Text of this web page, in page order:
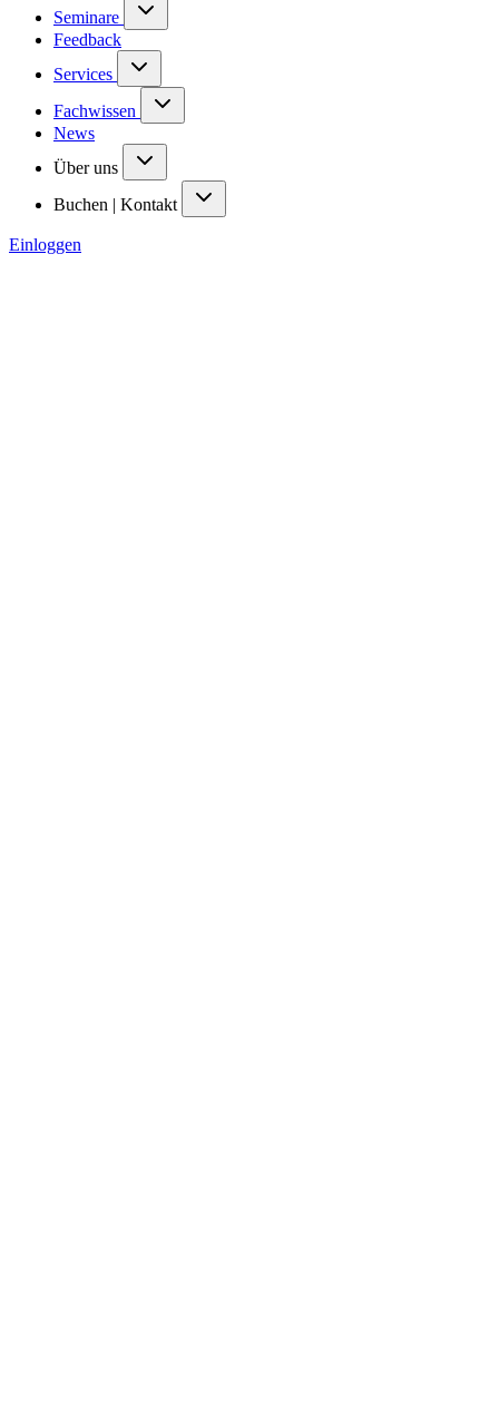
Seminare
Feedback
Services
Fachwissen
News
Über uns
Buchen | Kontakt
Einloggen